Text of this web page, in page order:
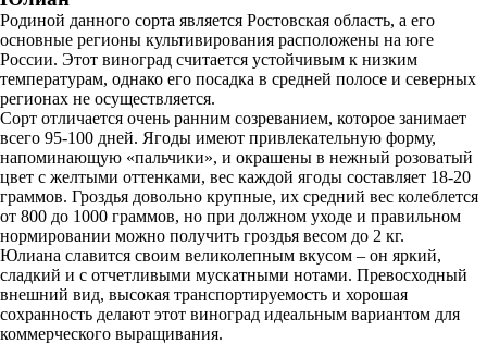
Родиной данного сорта является Ростовская область, а его
основные регионы культивирования расположены на юге
России. Этот виноград считается устойчивым к низким
температурам, однако его посадка в средней полосе и северных
регионах не осуществляется.
Сорт отличается очень ранним созреванием, которое занимает
всего 95-100 дней. Ягоды имеют привлекательную форму,
напоминающую «пальчики», и окрашены в нежный розоватый
цвет с желтыми оттенками, вес каждой ягоды составляет 18-20
граммов. Гроздья довольно крупные, их средний вес колеблется
от 800 до 1000 граммов, но при должном уходе и правильном
нормировании можно получить гроздья весом до 2 кг.
Юлиана славится своим великолепным вкусом – он яркий,
сладкий и с отчетливыми мускатными нотами. Превосходный
внешний вид, высокая транспортируемость и хорошая
сохранность делают этот виноград идеальным вариантом для
коммерческого выращивания.